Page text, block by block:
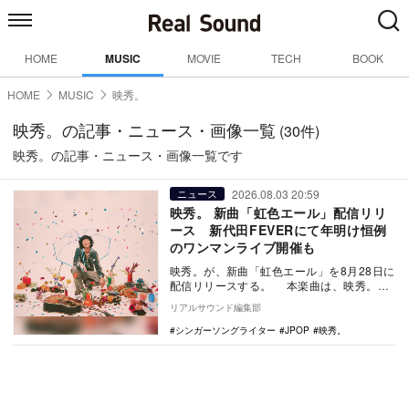
HOME MUSIC MOVIE TECH BOOK
HOME MUSIC 映秀。
映秀。の記事・ニュース・画像一覧 (30件)
映秀。の記事・ニュース・画像一覧です
ニュース 2026.08.03 20:59
映秀。 新曲「虹色エール」配信リリ
ース 新代田FEVERにて年明け恒例
のワンマンライブ開催も
映秀。が、新曲「虹色エール」を8月28日に
配信リリースする。 本楽曲は、映秀。が
今年2月に人生で初めて挑戦した大阪マラソ
ンを…
リアルサウンド編集部
シンガーソングライター
JPOP 映秀。